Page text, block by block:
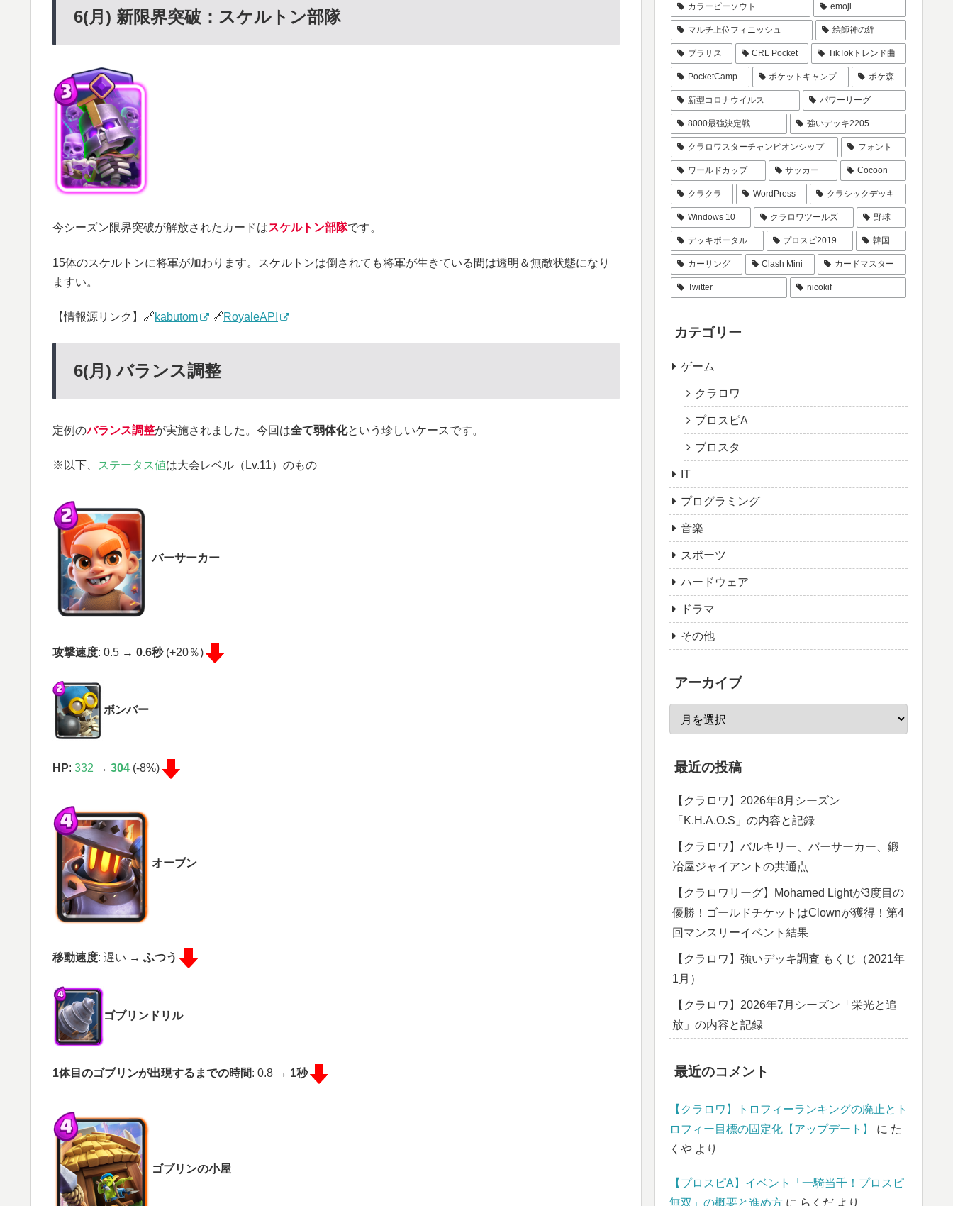
6(月) 新限界突破：スケルトン部隊
今シーズン限界突破が解放されたカードはスケルトン部隊です。
15体のスケルトンに将軍が加わります。スケルトンは倒されても将軍が生きている間は透明＆無敵状態になり
ますい。
【情報源リンク】🔗kabutom 🔗RoyaleAPI
6(月) バランス調整
定例のバランス調整が実施されました。今回は全て弱体化という珍しいケースです。
※以下、 ステータス値は大会レベル（Lv.11）のもの
バーサーカー
攻撃速度: 0.5 → 0.6秒(+20％)
ボンバー
HP: 332 → 304 (-8%)
オーブン
移動速度: 遅い → ふつう
ゴブリンドリル
1体目のゴブリンが出現するまでの時間: 0.8 → 1秒
ゴブリンの小屋
カラーピーソウト emoji
マルチ上位フィニッシュ 絵師神の絆
ブラサス CRL Pocket TikTokトレンド曲
PocketCamp ポケットキャンプ ポケ森
新型コロナウイルス パワーリーグ
8000最強決定戦 強いデッキ2205
クラロワスターチャンピオンシップ フォント
ワールドカップ サッカー Cocoon
クラクラ WordPress クラシックデッキ
Windows 10 クラロワツールズ 野球
デッキポータル プロスピ2019 韓国
カーリング Clash Mini カードマスター
Twitter nicokif
カテゴリー
ゲーム
クラロワ
プロスピA
ブロスタ
IT
プログラミング
音楽
スポーツ
ハードウェア
ドラマ
その他
アーカイブ
最近の投稿
【クラロワ】2026年8月シーズン
「K.H.A.O.S」の内容と記録
【クラロワ】バルキリー、バーサーカー、鍛
冶屋ジャイアントの共通点
【クラロワリーグ】Mohamed Lightが3度目の
優勝！ゴールドチケットはClownが獲得！第4
回マンスリーイベント結果
【クラロワ】強いデッキ調査 もくじ（2021年
1月）
【クラロワ】2026年7月シーズン「栄光と追
放」の内容と記録
最近のコメント
【クラロワ】トロフィーランキングの廃止とト
ロフィー目標の固定化【アップデート】
に た
くや より
【プロスピA】イベント「一騎当千！プロスピ
無双」の概要と進め方 に らくだ より